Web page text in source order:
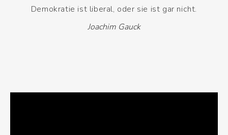
Demokratie ist liberal, oder sie ist gar nicht.
Joachim Gauck